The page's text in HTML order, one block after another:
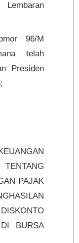
96/M
telah
Presiden
PAJAK
BURSA